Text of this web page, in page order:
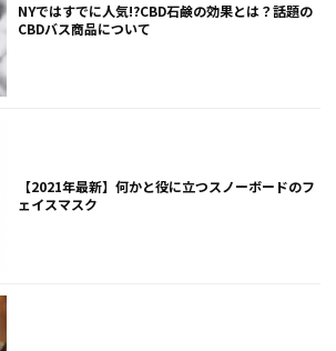
NYではすでに人気!?CBD石鹸の効果とは？話題の
CBDバス商品について
【2021年最新】何かと役に立つスノーボードのフ
ェイスマスク